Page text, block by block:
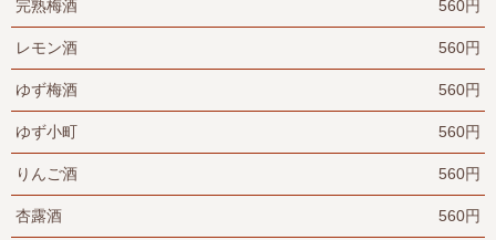
完熟梅酒 560円
レモン酒 560円
ゆず梅酒 560円
ゆず小町 560円
りんご酒 560円
杏露酒 560円